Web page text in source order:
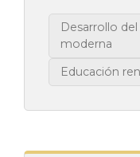
Desarrollo
moderna
Educación